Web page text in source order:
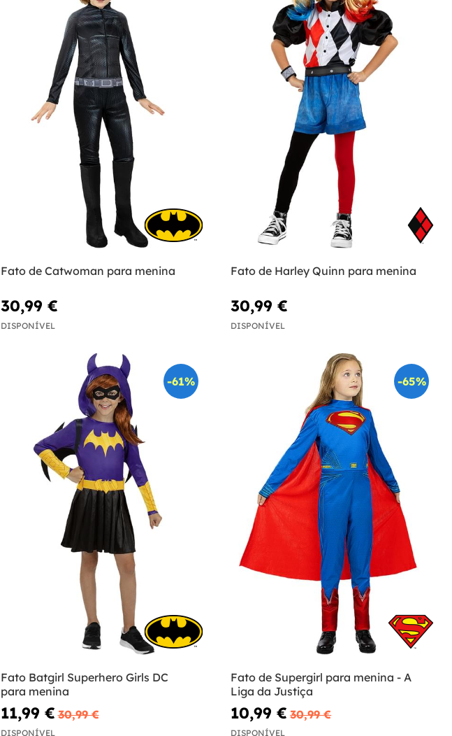
Fato de Catwoman para menina
30,99 €
DISPONÍVEL
Fato de Harley Quinn para menina
30,99 €
DISPONÍVEL
-61%
Fato Batgirl Superhero Girls DC
para menina
11,99 € 30,99 €
DISPONÍVEL
-65%
Fato de Supergirl para menina - A
Liga da Justiça
10,99 € 30,99 €
DISPONÍVEL